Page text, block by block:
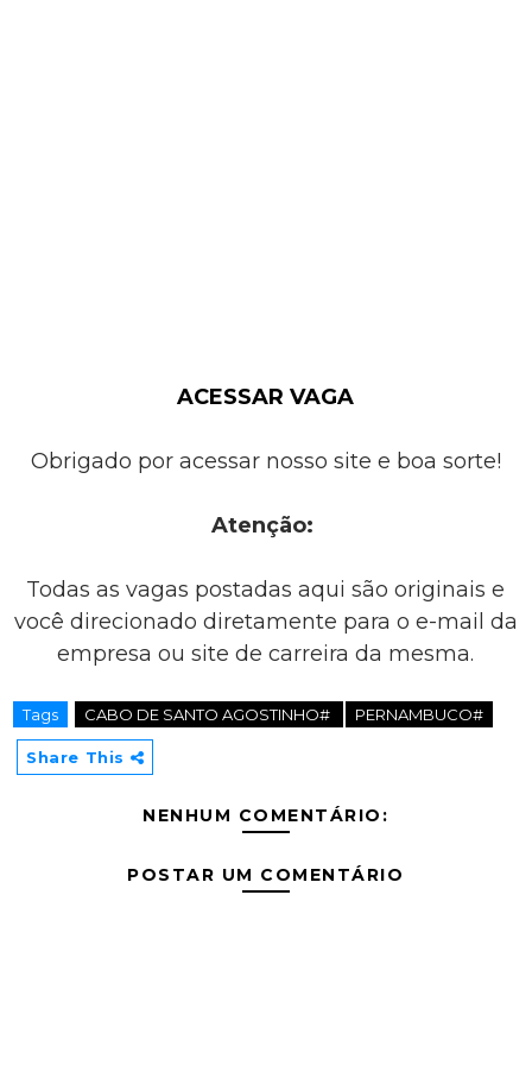
ACESSAR VAGA
Obrigado por acessar nosso site e boa sorte!
Atenção:
Todas as vagas postadas aqui são originais e
você direcionado diretamente para o e-mail da
empresa ou site de carreira da mesma.
Tags CABO DE SANTO AGOSTINHO# PERNAMBUCO#
Share This
NENHUM COMENTÁRIO:
POSTAR UM COMENTÁRIO